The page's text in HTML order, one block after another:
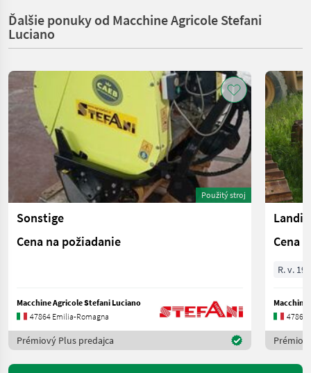
Ďalšie ponuky od Macchine Agricole Stefani
Luciano
Použitý stroj
Sonstige
Cena na požiadanie
Macchine Agricole Stefani Luciano
47864 Emilia-Romagna
Prémiový Plus predajca
Cena
R. v.
Macchine
47864